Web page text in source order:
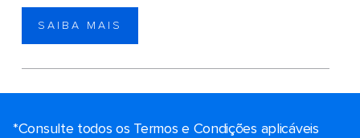
SAIBA MAIS
*Consulte todos os Termos e Condições aplicáveis ​​